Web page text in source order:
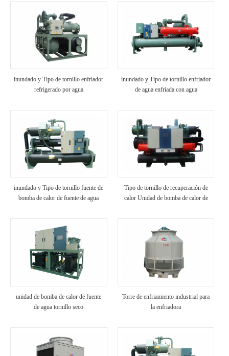
inundado y Tipo de tornillo enfriador
refrigerado por agua
inundado y Tipo de tornillo enfriador
de agua enfriada con agua
inundado y Tipo de tornillo fuente de
bomba de calor de fuente de agua
Tipo de tornillo de recuperación de
calor Unidad de bomba de calor de
unidad de bomba de calor de fuente
de agua tornillo seco
Torre de enfriamiento industrial para
la enfriadora